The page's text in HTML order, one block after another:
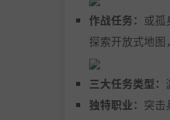
作战任务： 或孤
探索开放式地图
三大任务类型：
独特职业： 突击